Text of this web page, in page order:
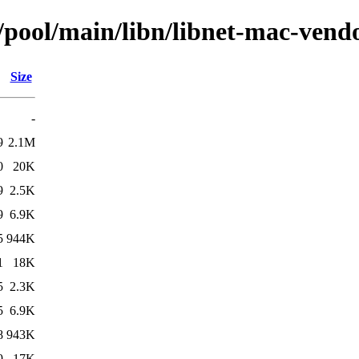
main/libn/libnet-mac-
Size
-
2.1M
20K
2.5K
6.9K
944K
18K
2.3K
6.9K
943K